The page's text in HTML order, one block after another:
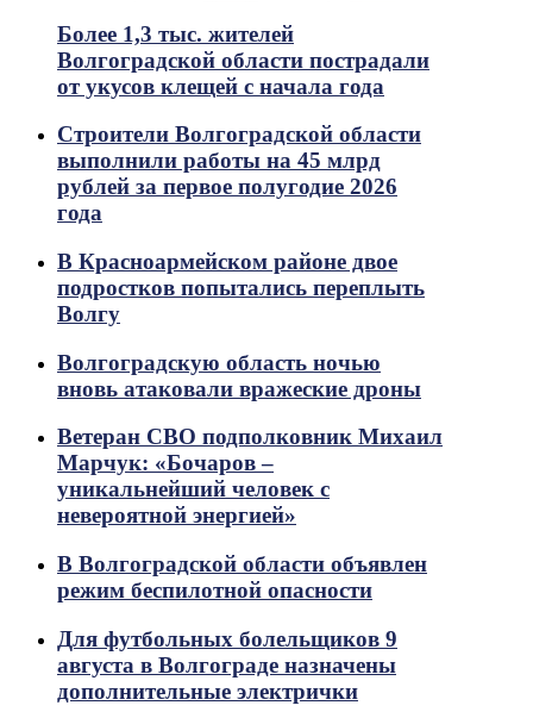
Более 1,3 тыс. жителей
Волгоградской области пострадали
от укусов клещей с начала года
Строители Волгоградской области
выполнили работы на 45 млрд
рублей за первое полугодие 2026
года
В Красноармейском районе двое
подростков попытались переплыть
Волгу
Волгоградскую область ночью
вновь атаковали вражеские дроны
Ветеран СВО подполковник Михаил
Марчук: «Бочаров –
уникальнейший человек с
невероятной энергией»
В Волгоградской области объявлен
режим беспилотной опасности
Для футбольных болельщиков 9
августа в Волгограде назначены
дополнительные электрички